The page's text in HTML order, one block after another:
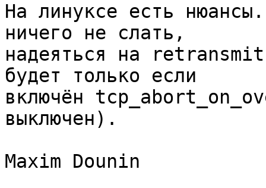
На линуксе есть
ничего не слать,
надеяться на
будет только если
включён
выключен).
Maxim Dounin